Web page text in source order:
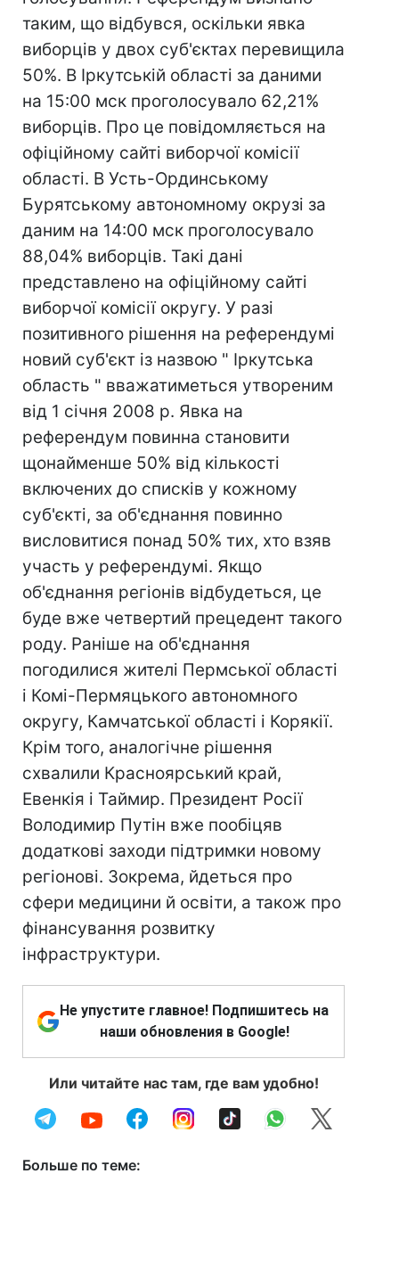
таким, що відбувся, оскільки явка
виборців у двох суб'єктах перевищила
50%. В Іркутській області за даними
на 15:00 мск проголосувало 62,21%
виборців. Про це повідомляється на
офіційному сайті виборчої комісії
області. В Усть-Ординському
Бурятському автономному окрузі за
даним на 14:00 мск проголосувало
88,04% виборців. Такі дані
представлено на офіційному сайті
виборчої комісії округу. У разі
позитивного рішення на референдумі
новий суб'єкт із назвою " Іркутська
область " вважатиметься утвореним
від 1 січня 2008 р. Явка на
референдум повинна становити
щонайменше 50% від кількості
включених до списків у кожному
суб'єкті, за об'єднання повинно
висловитися понад 50% тих, хто взяв
участь у референдумі. Якщо
об'єднання регіонів відбудеться, це
буде вже четвертий прецедент такого
роду. Раніше на об'єднання
погодилися жителі Пермської області
і Комі-Пермяцького автономного
округу, Камчатської області і Корякії.
Крім того, аналогічне рішення
схвалили Красноярський край,
Евенкія і Таймир. Президент Росії
Володимир Путін вже пообіцяв
додаткові заходи підтримки новому
регіонові. Зокрема, йдеться про
сфери медицини й освіти, а також про
фінансування розвитку
інфраструктури.
Не упустите главное! Подпишитесь на
наши обновления в Google!
Или читайте нас там, где вам удобно!
Больше по теме: